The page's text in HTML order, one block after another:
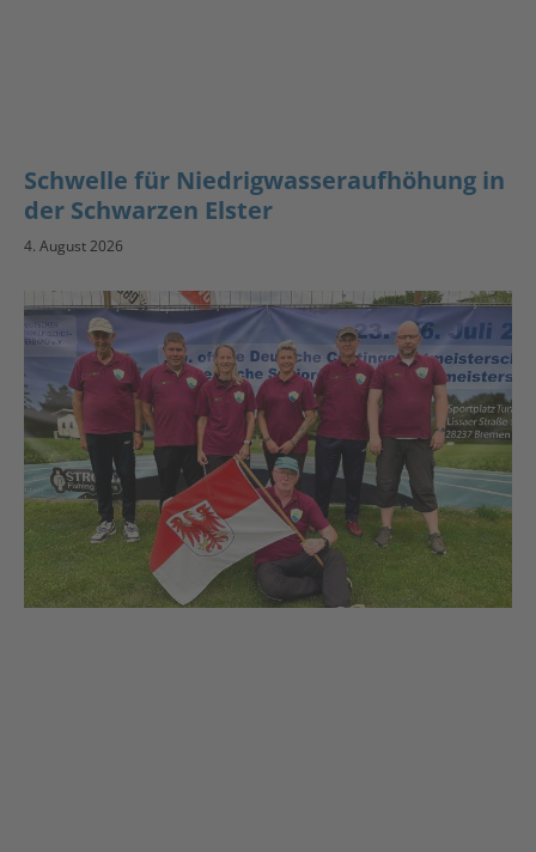
Schwelle für Niedrigwasseraufhöhung in
der Schwarzen Elster
4. August 2026